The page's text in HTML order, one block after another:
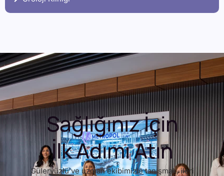
Sağlığınız İçin
İlk Adımı Atın
Güleryüzlü ve uzman ekibimizle tanışmak, ileri